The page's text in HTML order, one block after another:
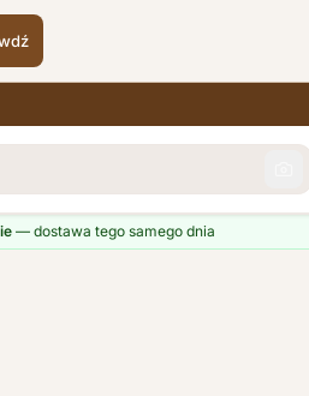
— dostawa tego samego dnia